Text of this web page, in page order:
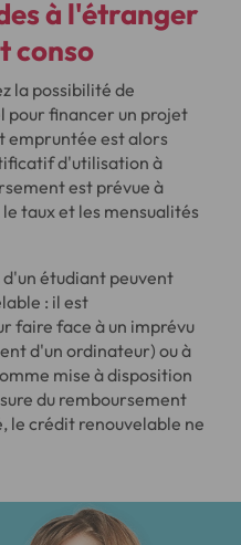
à l'étranger
conso
la possibilité de
pour financer un projet
empruntée est alors
d'utilisation à
est prévue à
taux et les mensualités
étudiant peuvent
: il est
faire face à un imprévu
d'un ordinateur) ou à
mise à disposition
du remboursement
le crédit renouvelable ne